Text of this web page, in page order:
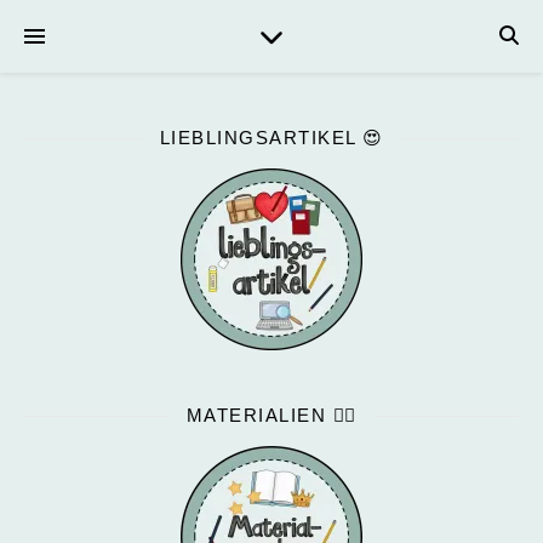
LIEBLINGSARTIKEL 😍
MATERIALIEN ✍🏻